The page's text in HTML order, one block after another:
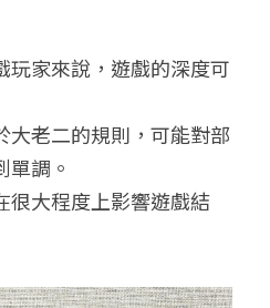
玩家來說，遊戲的深度可
大老二的規則，可能對部
單調。
很大程度上影響遊戲結